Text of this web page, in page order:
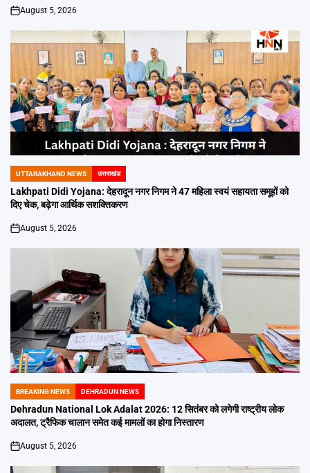
on
August 5, 2026
POSTED
IN
UTTARAKHAND NEWS उत्तराखंड
Lakhpati Didi Yojana: देहरादून नगर निगम ने 47 महिला स्वयं सहायता समूहों को
दिए चेक, बढ़ेगा आर्थिक सशक्तिकरण
on
August 5, 2026
POSTED
IN
BREAKING NEWS DEHRADUN NEWS
Dehradun National Lok Adalat 2026: 12 सितंबर को लगेगी राष्ट्रीय लोक
अदालत, ट्रैफिक चालान समेत कई मामलों का होगा निस्तारण
on
August 5, 2026